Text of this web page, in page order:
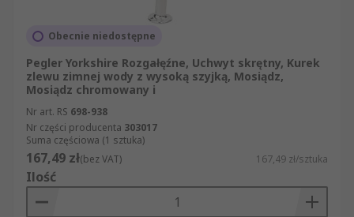
Obecnie niedostępne
Pegler Yorkshire Rozgałęźne, Uchwyt skrętny, Kurek
zlewu zimnej wody z wysoką szyjką, Mosiądz,
Mosiądz chromowany i
Nr art. RS 698-938
Nr części producenta 303017
Suma częściowa (1 sztuka)
167,49 zł(bez VAT) 167,49 zł/sztuka
Ilość